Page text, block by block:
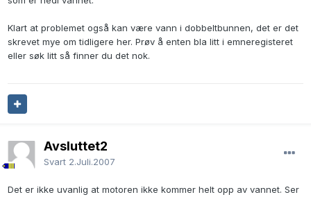
Klart at problemet også kan være vann i dobbeltbunnen, det er det
skrevet mye om tidligere her. Prøv å enten bla litt i emneregisteret
eller søk litt så finner du det nok.
Avsluttet2
Svart 2.Juli.2007
Det er ikke uvanlig at motoren ikke kommer helt opp av vannet. Ser